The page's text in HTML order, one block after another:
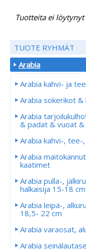
Tuotteita ei
TUOTE RYHMÄT
Arabia
Arabia kahvi- ja
Arabia sokerikot
Arabia
& padat & vuoat
Arabia kahvi-, tee-
Arabia
kaatimet
Arabia pulla-,
halkaisija 15-18 cm
Arabia leipä-,
18,5- 22 cm
Arabia varaosat,
Arabia